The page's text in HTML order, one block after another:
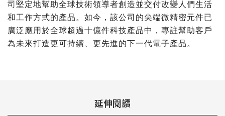
司堅定地幫助全球技術領導者創造並交付改變人們生活
和工作方式的產品。如今，該公司的尖端微精密元件已
廣泛應用於全球超過十億件科技產品中，專註幫助客戶
為未來打造更可持續、更先進的下一代電子產品。
延伸閱讀